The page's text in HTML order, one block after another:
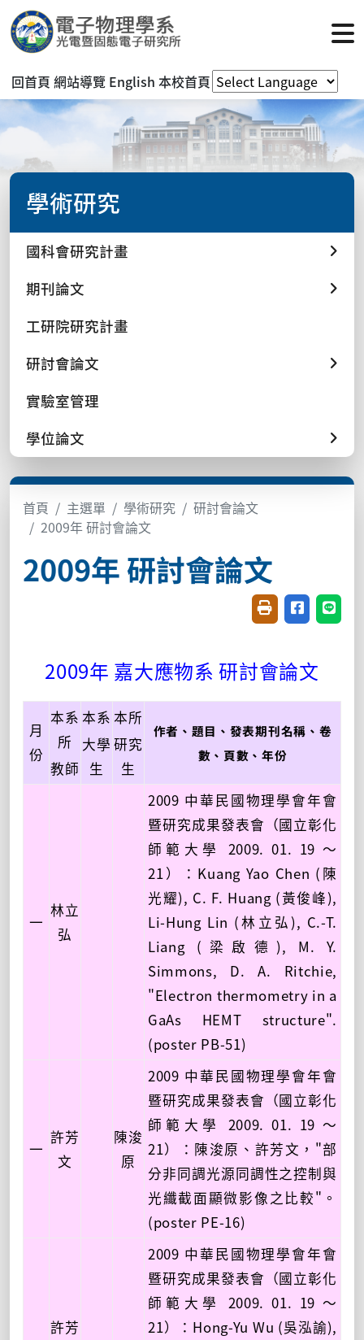
回首頁 網站導覽 English 本校首頁
學術研究
國科會研究計畫
期刊論文
工研院研究計畫
研討會論文
實驗室管理
學位論文
首頁 主選單 學術研究
研討會論文
2009年 研討會論文
2009年 研討會論文
友善列印(開新視
分享至臉書
分享
2009年 嘉大應物系 研討會論文
月
份
本系
所
教師
本系
大學
生
本所
研究
生
作者、題目、發表期刊名稱、卷
數、頁數、年份
一
林立
弘
2009 中華民國物理學會年會
暨研究成果發表會（國立彰化
師範大學 2009. 01. 19 ～
21）：Kuang Yao Chen (陳
光耀), C. F. Huang (黃俊峰),
Li-Hung Lin (林立弘), C.-T.
Liang (梁啟德), M. Y.
Simmons, D. A. Ritchie,
"Electron thermometry in a
GaAs HEMT structure".
(poster PB-51)
一
許芳
文
陳浚
原
2009 中華民國物理學會年會
暨研究成果發表會（國立彰化
師範大學 2009. 01. 19 ～
21）：陳浚原、許芳文，"部
分非同調光源同調性之控制與
光纖截面顯微影像之比較"。
(poster PE-16)
許芳
2009 中華民國物理學會年會
暨研究成果發表會（國立彰化
師範大學 2009. 01. 19 ～
21）：Hong-Yu Wu (吳泓諭),